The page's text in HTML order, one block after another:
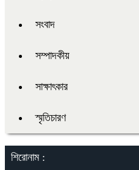
সংবাদ
সম্পাদকীয়
সাক্ষাৎকার
স্মৃতিচারণ
শিরোনাম :